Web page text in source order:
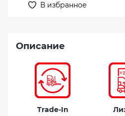
В избранное
Описание
Trade-In